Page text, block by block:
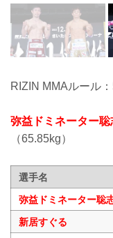
RIZIN MMAルール
弥益ドミネーター聡
（65.85kg）
選手名
弥益ドミネーター聡
新居すぐる